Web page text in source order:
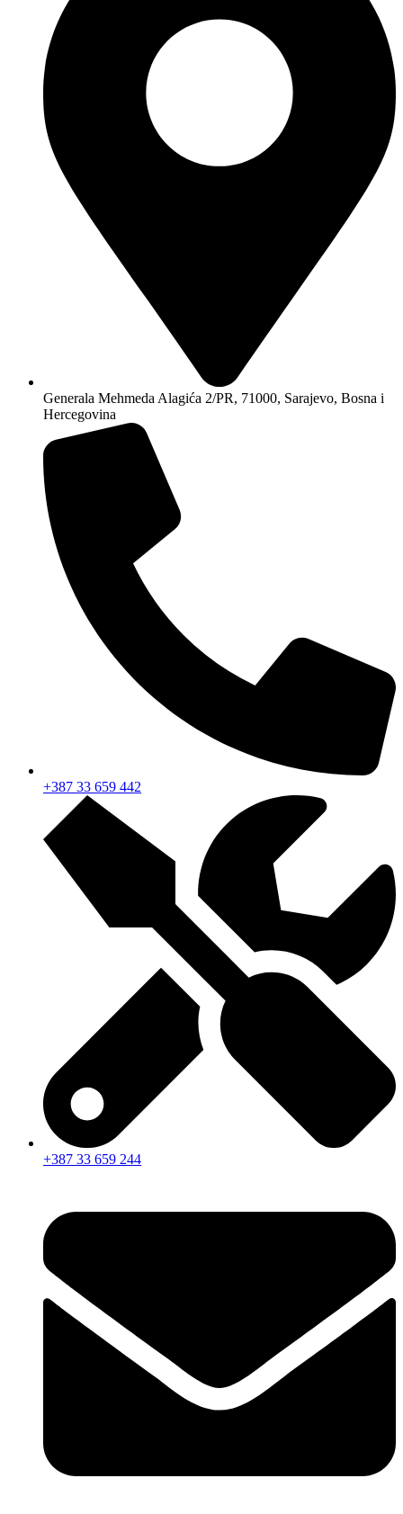
Generala Mehmeda Alagića 2/PR, 71000, Sarajevo, Bosna i
Hercegovina
+387 33 659 442
+387 33 659 244